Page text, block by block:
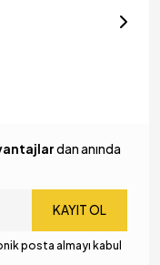
dan anında
KAYIT OL
posta almayı kabul